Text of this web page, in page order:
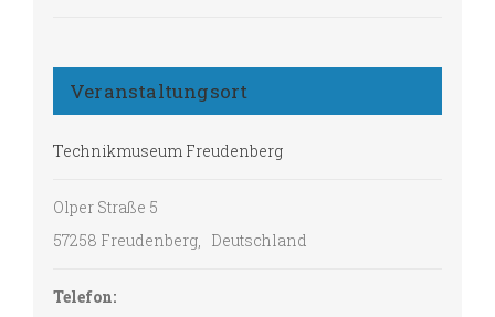
Veranstaltungsort
Technikmuseum Freudenberg
Olper Straße 5
57258 Freudenberg, Deutschland
Telefon: